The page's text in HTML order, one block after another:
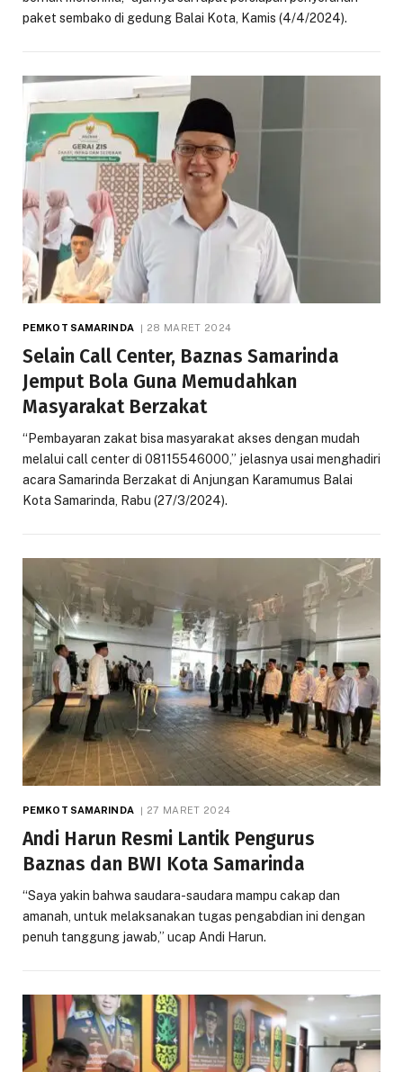
paket sembako di gedung Balai Kota, Kamis (4/4/2024).
PEMKOT SAMARINDA 28 MARET 2024
Selain Call Center, Baznas Samarinda
Jemput Bola Guna Memudahkan
Masyarakat Berzakat
“Pembayaran zakat bisa masyarakat akses dengan mudah
melalui call center di 08115546000,” jelasnya usai menghadiri
acara Samarinda Berzakat di Anjungan Karamumus Balai
Kota Samarinda, Rabu (27/3/2024).
PEMKOT SAMARINDA 27 MARET 2024
Andi Harun Resmi Lantik Pengurus
Baznas dan BWI Kota Samarinda
“Saya yakin bahwa saudara-saudara mampu cakap dan
amanah, untuk melaksanakan tugas pengabdian ini dengan
penuh tanggung jawab,” ucap Andi Harun.